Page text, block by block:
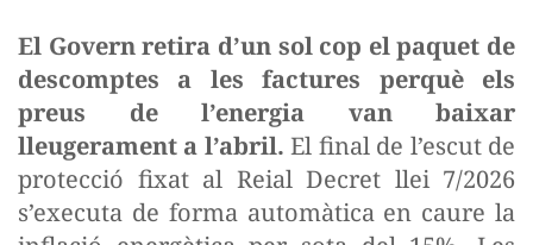
El Govern retira d’un sol cop el paquet de
descomptes a les factures perquè els
preus de l’energia van baixar
lleugerament a l’abril. El final de l’escut de
protecció fixat al Reial Decret llei 7/2026
s’executa de forma automàtica en caure la